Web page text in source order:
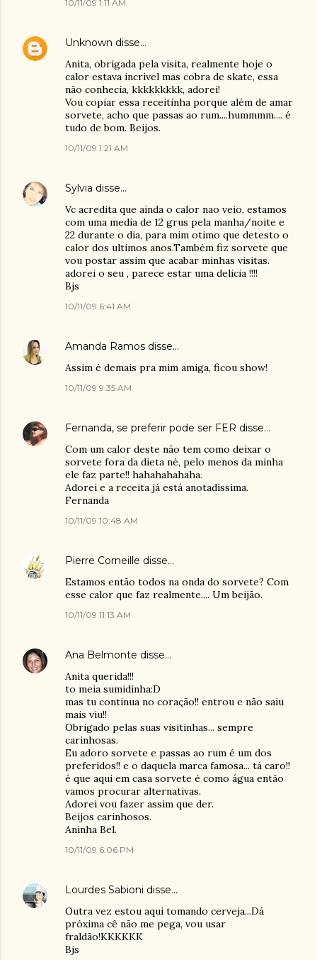
10/11/09 1:11 AM
Unknown disse…
Anita, obrigada pela visita, realmente hoje o
calor estava incrível mas cobra de skate, essa
não conhecia, kkkkkkkkk, adorei!
Vou copiar essa receitinha porque além de amar
sorvete, acho que passas ao rum....hummmm.... é
tudo de bom. Beijos.
10/11/09 1:21 AM
Sylvia disse…
Vc acredita que ainda o calor nao veio, estamos
com uma media de 12 grus pela manha/noite e
22 durante o dia, para mim otimo que detesto o
calor dos ultimos anos.Também fiz sorvete que
vou postar assim que acabar minhas visitas.
adorei o seu , parece estar uma delicia !!!!
Bjs
10/11/09 6:41 AM
Amanda Ramos disse…
Assim é demais pra mim amiga, ficou show!
10/11/09 9:35 AM
Fernanda, se preferir pode ser FER disse…
Com um calor deste não tem como deixar o
sorvete fora da dieta né, pelo menos da minha
ele faz parte!! hahahahahaha.
Adorei e a receita já está anotadíssima.
Fernanda
10/11/09 10:48 AM
Pierre Corneille disse…
Estamos então todos na onda do sorvete? Com
esse calor que faz realmente.... Um beijão.
10/11/09 11:13 AM
Ana Belmonte disse…
Anita querida!!!
to meia sumidinha:D
mas tu continua no coração!! entrou e não saiu
mais viu!!
Obrigado pelas suas visitinhas... sempre
carinhosas.
Eu adoro sorvete e passas ao rum é um dos
preferidos!! e o daquela marca famosa... tá caro!!
é que aqui em casa sorvete é como água então
vamos procurar alternativas.
Adorei vou fazer assim que der.
Beijos carinhosos.
Aninha Bel.
10/11/09 6:06 PM
Lourdes Sabioni disse…
Outra vez estou aqui tomando cerveja...Dá
próxima cê não me pega, vou usar
fraldão!KKKKKK
Bjs